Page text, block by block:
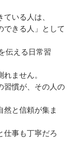
いる人は、
できる人」として
伝える日常習
ません。
習慣が、その人の
然と信頼が集ま
仕事も丁寧だろ